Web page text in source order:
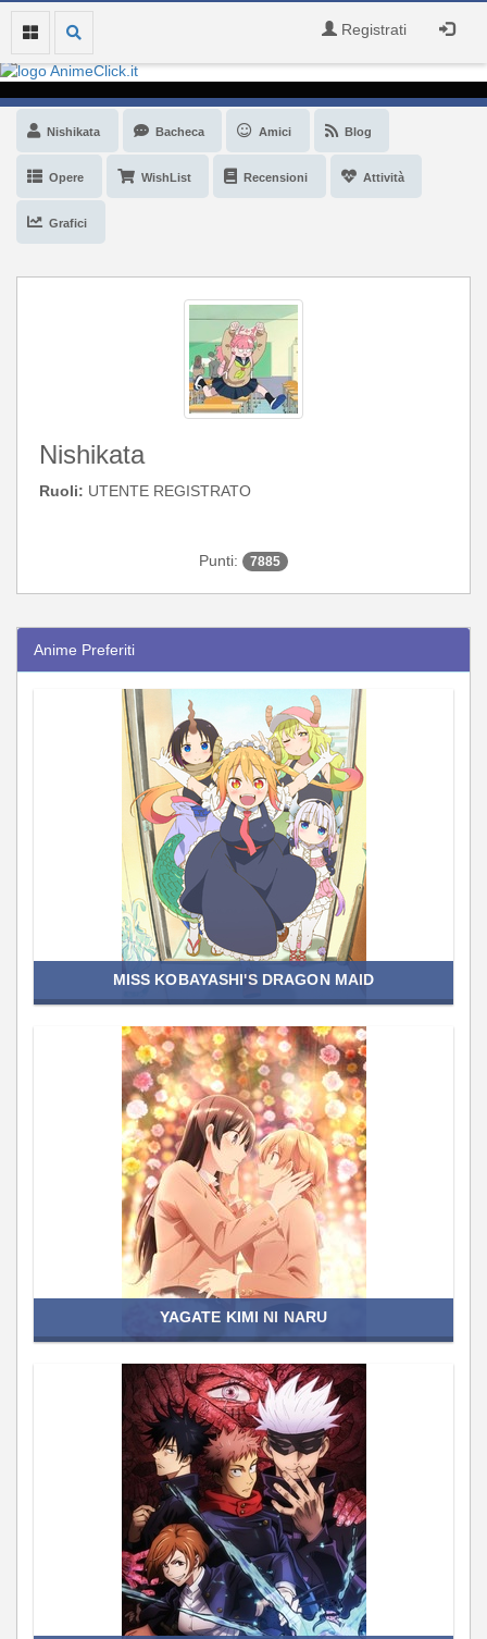
Registrati
Nishikata Bacheca Amici Blog
Opere WishList Recensioni Attività
Grafici
Nishikata
Ruoli: UTENTE REGISTRATO
Punti: 7885
Anime Preferiti
MISS KOBAYASHI'S DRAGON MAID
YAGATE KIMI NI NARU